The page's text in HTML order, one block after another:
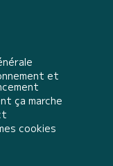
et
ça marche
cookies